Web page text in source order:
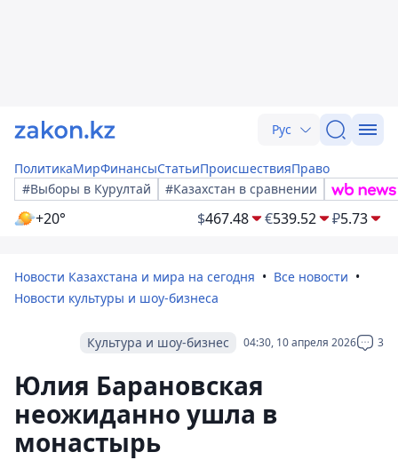
Рус
ПолитикаМирФинансыСтатьиПроисшествияПраво
#Выборы в Курултай
#Казахстан в сравнении
+20° $467.48 €539.52 ₽5.73
Новости Казахстана и мира на сегодня
Все новости
Новости культуры и шоу-бизнеса
04:30, 10 апреля 2026 3
Культура и шоу-бизнес
Юлия Барановская
неожиданно ушла в
монастырь